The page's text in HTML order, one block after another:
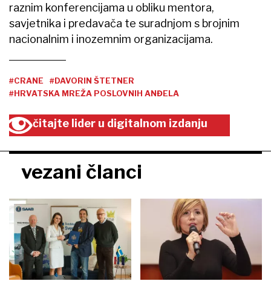
raznim konferencijama u obliku mentora,
savjetnika i predavača te suradnjom s brojnim
nacionalnim i inozemnim organizacijama.
#CRANE
#DAVORIN ŠTETNER
#HRVATSKA MREŽA POSLOVNIH ANĐELA
čitajte lider u digitalnom izdanju
vezani članci